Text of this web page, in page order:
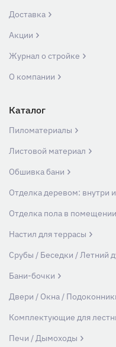
Доставка
Акции
Журнал о стройке
О компании
Каталог
Пиломатериалы
Листовой материал
Обшивка бани
Отделка деревом: внутри
Отделка пола в помещении
Настил для террасы
Срубы / Беседки / Летний
Бани-бочки
Двери / Окна /
Комплектующие для
Печи / Дымоходы